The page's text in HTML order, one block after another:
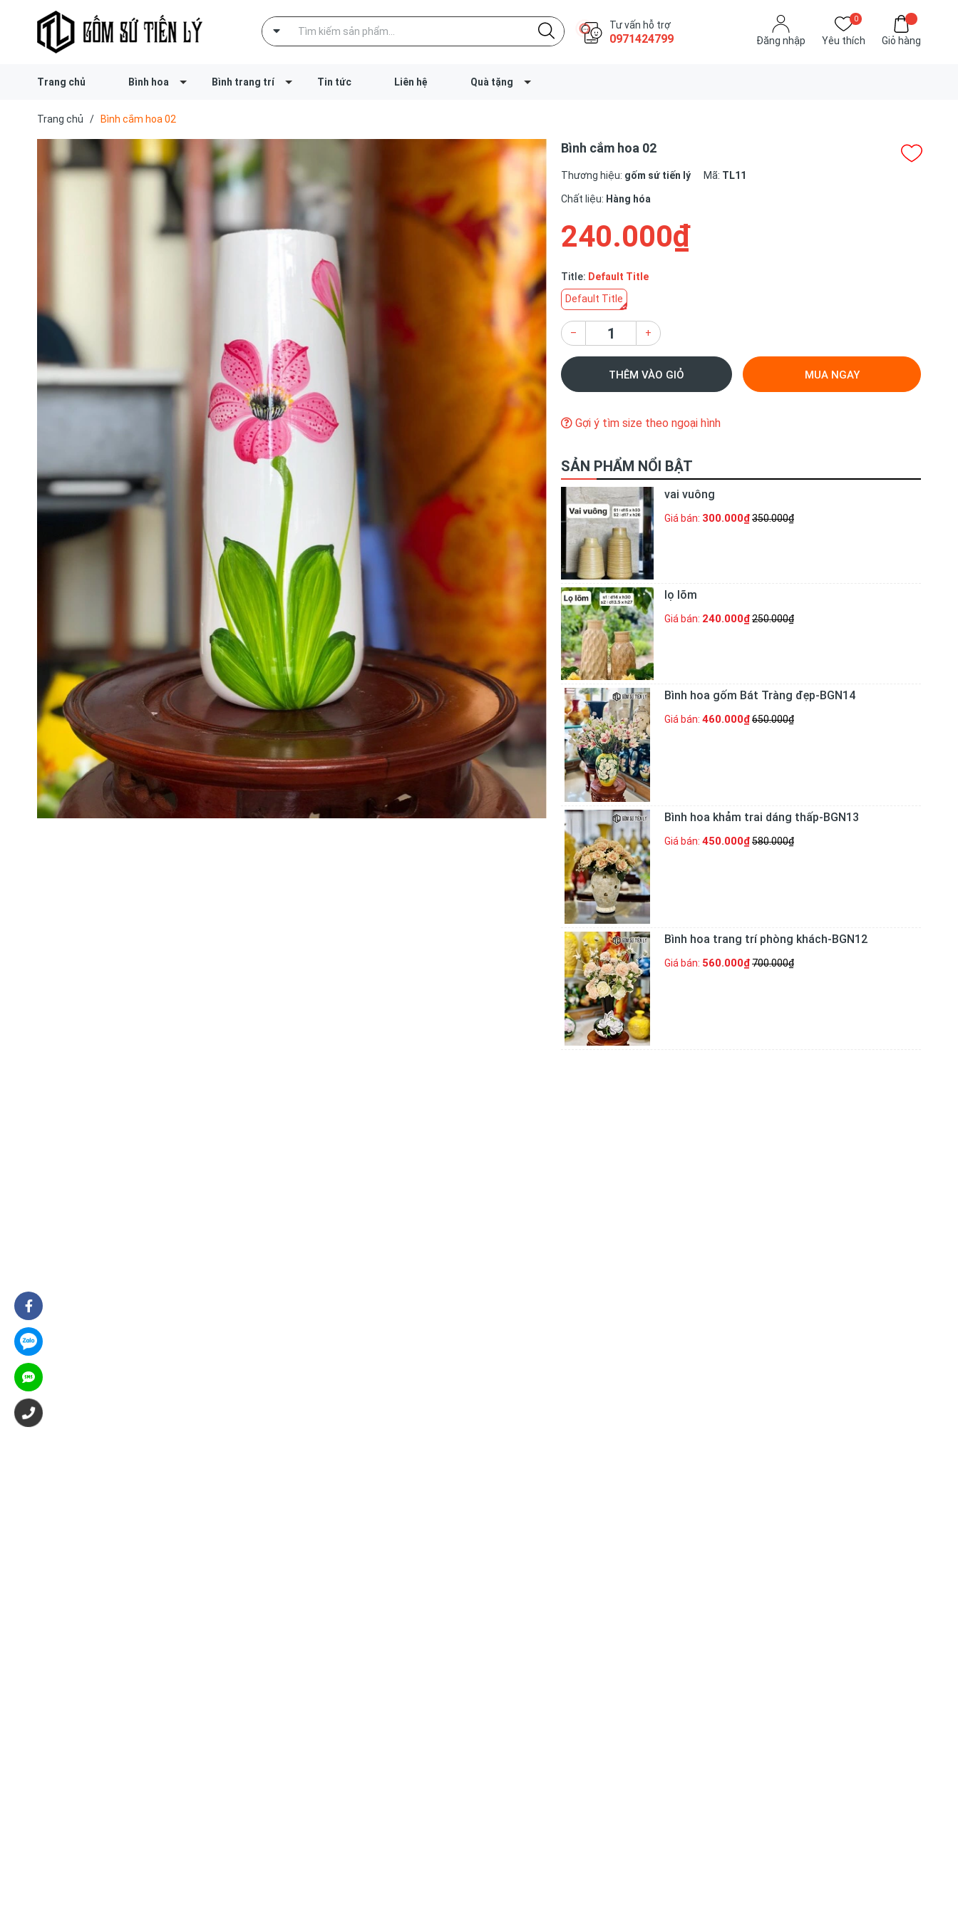
Tư vấn hỗ trợ
0971424799 Đăng nhập
0
Yêu thích Giỏ hàng
Trang chủ Bình hoa Bình trang trí Tin tức Liên hệ Quà tặng
Trang chủ / Bình cắm hoa 02
Bình cắm hoa 02
Thương hiệu: gốm sứ tiến lý Mã: TL11
Chất liệu: Hàng hóa
240.000₫
Title: Default Title
Default Title
– +
THÊM VÀO GIỎ MUA NGAY
Gợi ý tìm size theo ngoại hình
SẢN PHẨM NỔI BẬT
vai vuông
Giá bán: 300.000₫350.000₫
lọ lõm
Giá bán: 240.000₫250.000₫
Bình hoa gốm Bát Tràng đẹp-BGN14
Giá bán: 460.000₫650.000₫
Bình hoa khảm trai dáng thấp-BGN13
Giá bán: 450.000₫580.000₫
Bình hoa trang trí phòng khách-BGN12
Giá bán: 560.000₫700.000₫